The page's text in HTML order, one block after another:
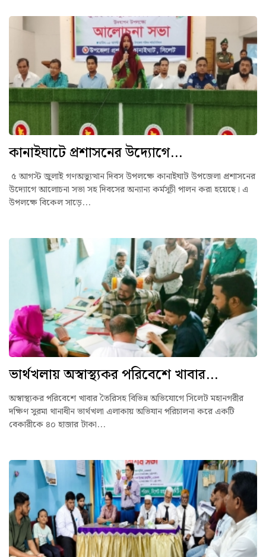
কানাইঘাটে প্রশাসনের উদ্যোগে...
৫ আগস্ট জুলাই গণঅভ্যুত্থান দিবস উপলক্ষে কানাইঘাট উপজেলা প্রশাসনের
উদ্যোগে আলোচনা সভা সহ দিবসের অন্যান্য কর্মসূচী পালন করা হয়েছে। এ
উপলক্ষে বিকেল সাড়ে...
ভার্থখলায় অস্বাস্থ্যকর পরিবেশে খাবার...
অস্বাস্থ্যকর পরিবেশে খাবার তৈরিসহ বিভিন্ন অভিযোগে সিলেট মহানগরীর
দক্ষিণ সুরমা থানাধীন ভার্থখলা এলাকায় অভিযান পরিচালনা করে একটি
বেকারীকে ৪০ হাজার টাকা...